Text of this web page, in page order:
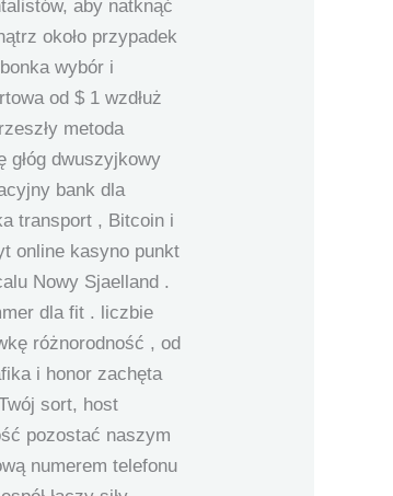
aby natknąć
około przypadek
wybór i
od $ 1 wzdłuż
metoda
głóg dwuszyjkowy
bank dla
transport , Bitcoin i
online kasyno punkt
Nowy Sjaelland .
dla fit . liczbie
różnorodność , od
i honor zachęta
sort, host
pozostać naszym
numerem telefonu